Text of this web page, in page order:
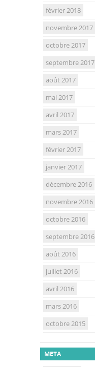
février 2018
novembre 2017
octobre 2017
septembre 2017
août 2017
mai 2017
avril 2017
mars 2017
février 2017
janvier 2017
décembre 2016
novembre 2016
octobre 2016
septembre 2016
août 2016
juillet 2016
avril 2016
mars 2016
octobre 2015
META